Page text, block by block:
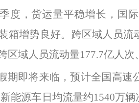
度，货运量平稳增长，国
箱增势良好。跨区域人员
区域人员流动量177.7亿人次
期即将来临，预计全国高
能源车日均流量约1540万